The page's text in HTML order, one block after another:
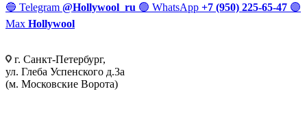
🔵 Telegram @Hollywool_ru 🟢 WhatsApp +7 (950) 225-65-47 🟣
Max Hollywool
г. Санкт-Петербург,
ул. Глеба Успенского д.3а
(м. Московские Ворота)